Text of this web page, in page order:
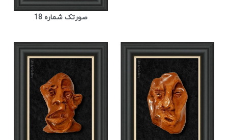
صورتک شماره 18